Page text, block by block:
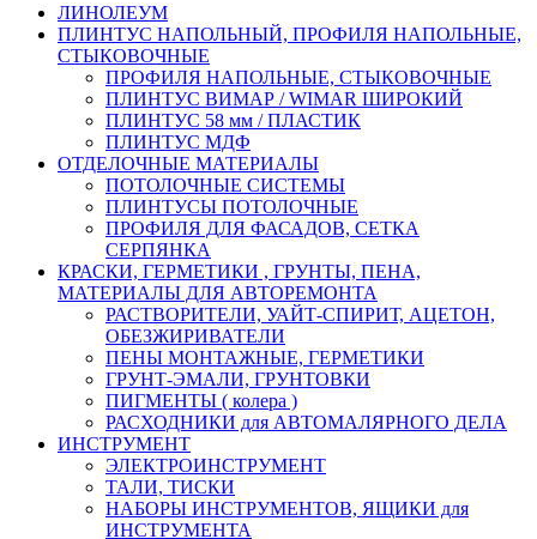
ЛИНОЛЕУМ
ПЛИНТУС НАПОЛЬНЫЙ, ПРОФИЛЯ НАПОЛЬНЫЕ,
СТЫКОВОЧНЫЕ
ПРОФИЛЯ НАПОЛЬНЫЕ, СТЫКОВОЧНЫЕ
ПЛИНТУС ВИМАР / WIMAR ШИРОКИЙ
ПЛИНТУС 58 мм / ПЛАСТИК
ПЛИНТУС МДФ
ОТДЕЛОЧНЫЕ МАТЕРИАЛЫ
ПОТОЛОЧНЫЕ СИСТЕМЫ
ПЛИНТУСЫ ПОТОЛОЧНЫЕ
ПРОФИЛЯ ДЛЯ ФАСАДОВ, СЕТКА
СЕРПЯНКА
КРАСКИ, ГЕРМЕТИКИ , ГРУНТЫ, ПЕНА,
МАТЕРИАЛЫ ДЛЯ АВТОРЕМОНТА
РАСТВОРИТЕЛИ, УАЙТ-СПИРИТ, АЦЕТОН,
ОБЕЗЖИРИВАТЕЛИ
ПЕНЫ МОНТАЖНЫЕ, ГЕРМЕТИКИ
ГРУНТ-ЭМАЛИ, ГРУНТОВКИ
ПИГМЕНТЫ ( колера )
РАСХОДНИКИ для АВТОМАЛЯРНОГО ДЕЛА
ИНСТРУМЕНТ
ЭЛЕКТРОИНСТРУМЕНТ
ТАЛИ, ТИСКИ
НАБОРЫ ИНСТРУМЕНТОВ, ЯЩИКИ для
ИНСТРУМЕНТА